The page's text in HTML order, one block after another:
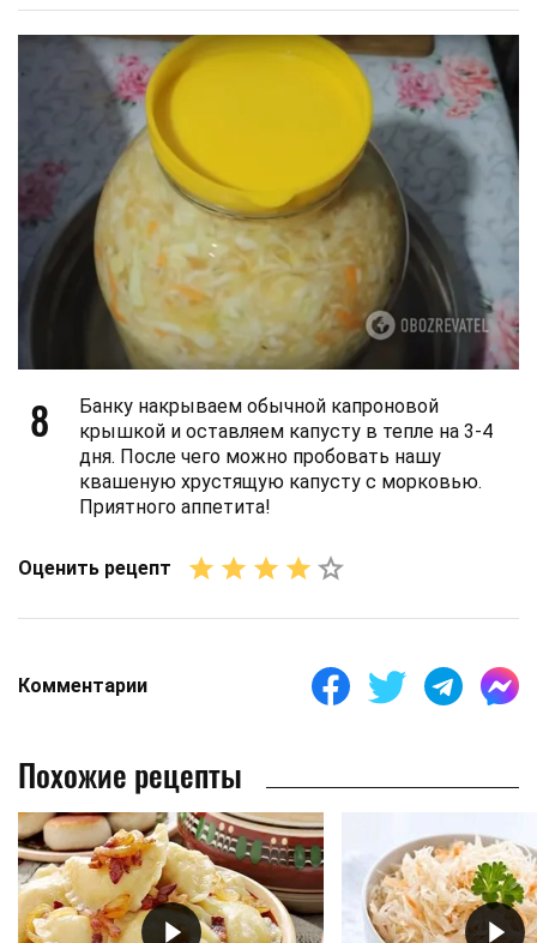
8
Банку накрываем обычной капроновой
крышкой и оставляем капусту в тепле на 3-4
дня. После чего можно пробовать нашу
квашеную хрустящую капусту с морковью.
Приятного аппетита!
Оценить рецепт
Комментарии
Похожие рецепты